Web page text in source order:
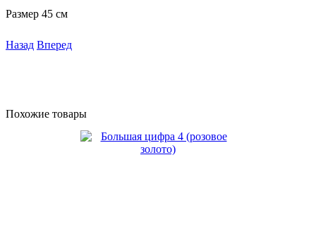
Размер 45 см
Назад Вперед
Похожие товары